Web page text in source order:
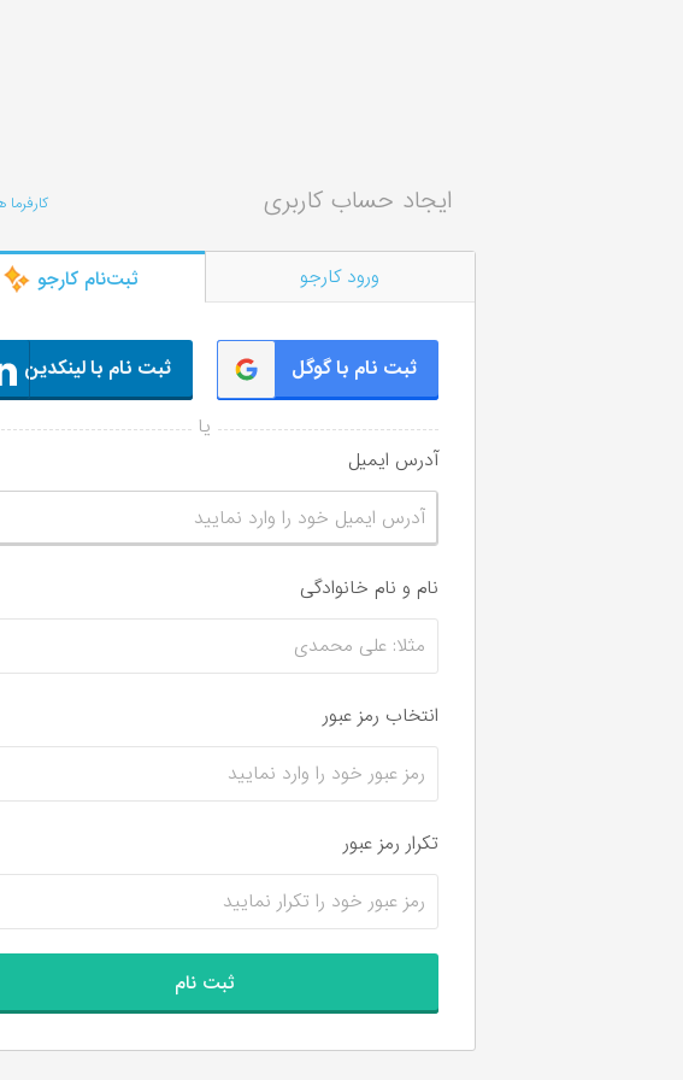
ایجاد حساب کاربری
ورود کارجو ثبت‌‌نام کارجو
ثبت نام با گوگل ثبت نام با لینکدین
آدرس ایمیل
نام و نام‌ خانوادگی
انتخاب رمز عبور
تکرار رمز عبور